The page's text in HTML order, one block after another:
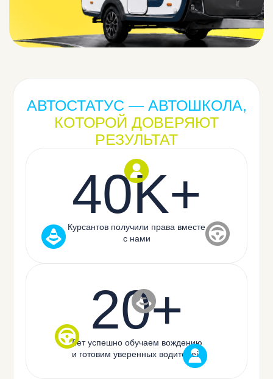
АВТОСТАТУС — АВТОШКОЛА,
КОТОРОЙ ДОВЕРЯЮТ
РЕЗУЛЬТАТ
40K+
Курсантов получили права вместе
с нами
20+
Лет успешно обучаем вождению
и готовим уверенных водителей
подпишись на ВК сообщество по кнопке
, сделай репост розыгрыша и напиши в
комментарии, на какую категорию ты бы хотел
обучиться (А, B, С, D, E)
Открыть пост
Подписаться